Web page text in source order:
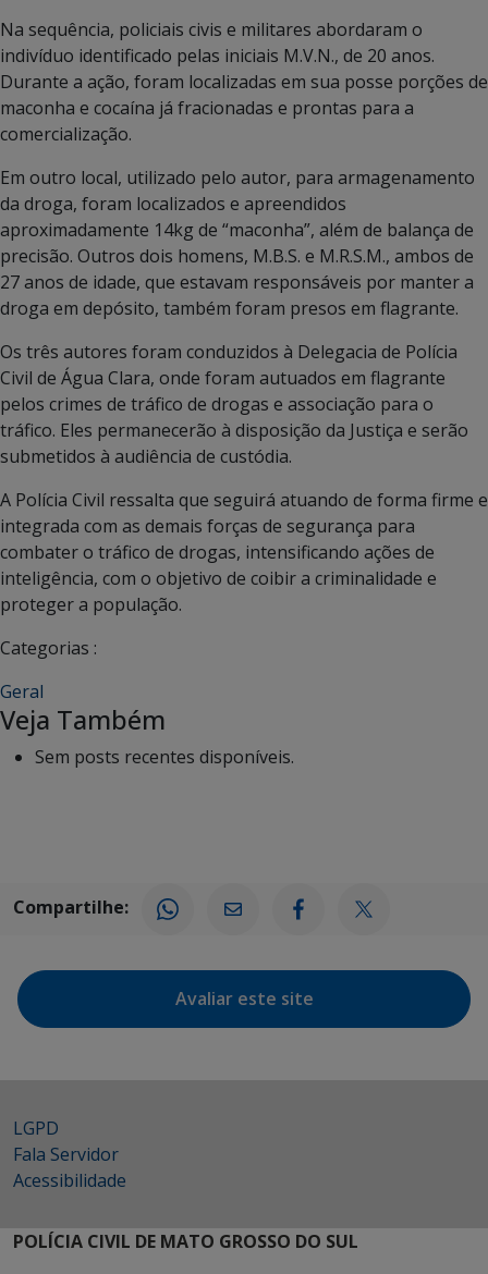
Na sequência, policiais civis e militares abordaram o
indivíduo identificado pelas iniciais M.V.N., de 20 anos.
Durante a ação, foram localizadas em sua posse porções de
maconha e cocaína já fracionadas e prontas para a
comercialização.
Em outro local, utilizado pelo autor, para armagenamento
da droga, foram localizados e apreendidos
aproximadamente 14kg de “maconha”, além de balança de
precisão. Outros dois homens, M.B.S. e M.R.S.M., ambos de
27 anos de idade, que estavam responsáveis por manter a
droga em depósito, também foram presos em flagrante.
Os três autores foram conduzidos à Delegacia de Polícia
Civil de Água Clara, onde foram autuados em flagrante
pelos crimes de tráfico de drogas e associação para o
tráfico. Eles permanecerão à disposição da Justiça e serão
submetidos à audiência de custódia.
A Polícia Civil ressalta que seguirá atuando de forma firme e
integrada com as demais forças de segurança para
combater o tráfico de drogas, intensificando ações de
inteligência, com o objetivo de coibir a criminalidade e
proteger a população.
Categorias :
Geral
Veja Também
Sem posts recentes disponíveis.
Compartilhe:
Avaliar este site
LGPD
Fala Servidor
Acessibilidade
POLÍCIA CIVIL DE MATO GROSSO DO SUL